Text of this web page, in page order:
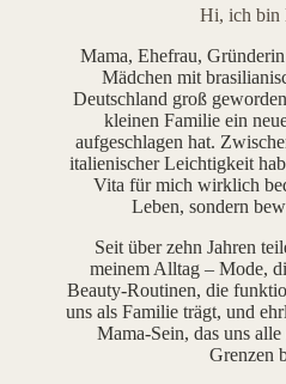
Hi, ich bin
Mama, Ehefrau,
Mädchen mit
Deutschland groß
kleinen Familie ein
aufgeschlagen hat.
italienischer Leichtigkeit
Vita für mich wirklich
Leben, sondern
Seit über zehn Jahren
meinem Alltag – Mode,
Beauty-Routinen, die
uns als Familie trägt, und
Mama-Sein, das uns
Grenzen